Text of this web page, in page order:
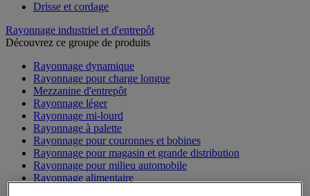
Drisse et cordage
Rayonnage industriel et d'entrepôt
Découvrez ce groupe de produits
Rayonnage dynamique
Rayonnage pour charge longue
Mezzanine d'entrepôt
Rayonnage léger
Rayonnage mi-lourd
Rayonnage à palette
Rayonnage pour couronnes et bobines
Rayonnage pour magasin et grande distribution
Rayonnage pour milieu automobile
Rayonnage alimentaire